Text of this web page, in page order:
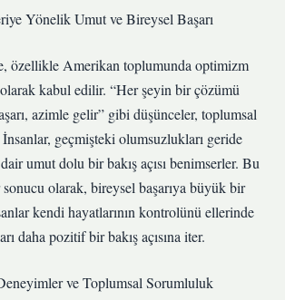
Yönelik Umut ve Bireysel Başarı
özellikle Amerikan toplumunda optimizm
kabul edilir. “Her şeyin bir çözümü
azimle gelir” gibi düşünceler, toplumsal
İnsanlar, geçmişteki olumsuzlukları geride
umut dolu bir bakış açısı benimserler. Bu
sonucu olarak, bireysel başarıya büyük bir
kendi hayatlarının kontrolünü ellerinde
daha pozitif bir bakış açısına iter.
ve Toplumsal Sorumluluk